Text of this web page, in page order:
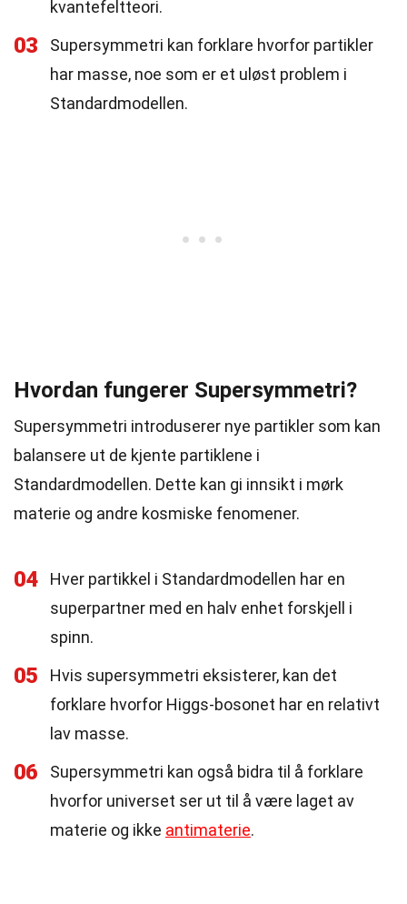
kvantefeltteori.
03
Supersymmetri kan forklare hvorfor partikler
har masse, noe som er et uløst problem i
Standardmodellen.
Hvordan fungerer Supersymmetri?
Supersymmetri introduserer nye partikler som kan
balansere ut de kjente partiklene i
Standardmodellen. Dette kan gi innsikt i mørk
materie og andre kosmiske fenomener.
04
Hver partikkel i Standardmodellen har en
superpartner med en halv enhet forskjell i
spinn.
05
Hvis supersymmetri eksisterer, kan det
forklare hvorfor Higgs-bosonet har en relativt
lav masse.
06
Supersymmetri kan også bidra til å forklare
hvorfor universet ser ut til å være laget av
materie og ikke antimaterie.